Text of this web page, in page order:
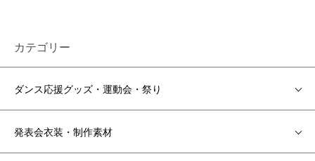
カテゴリー
ダンス応援グッズ・運動会・祭り
発表会衣装・制作素材